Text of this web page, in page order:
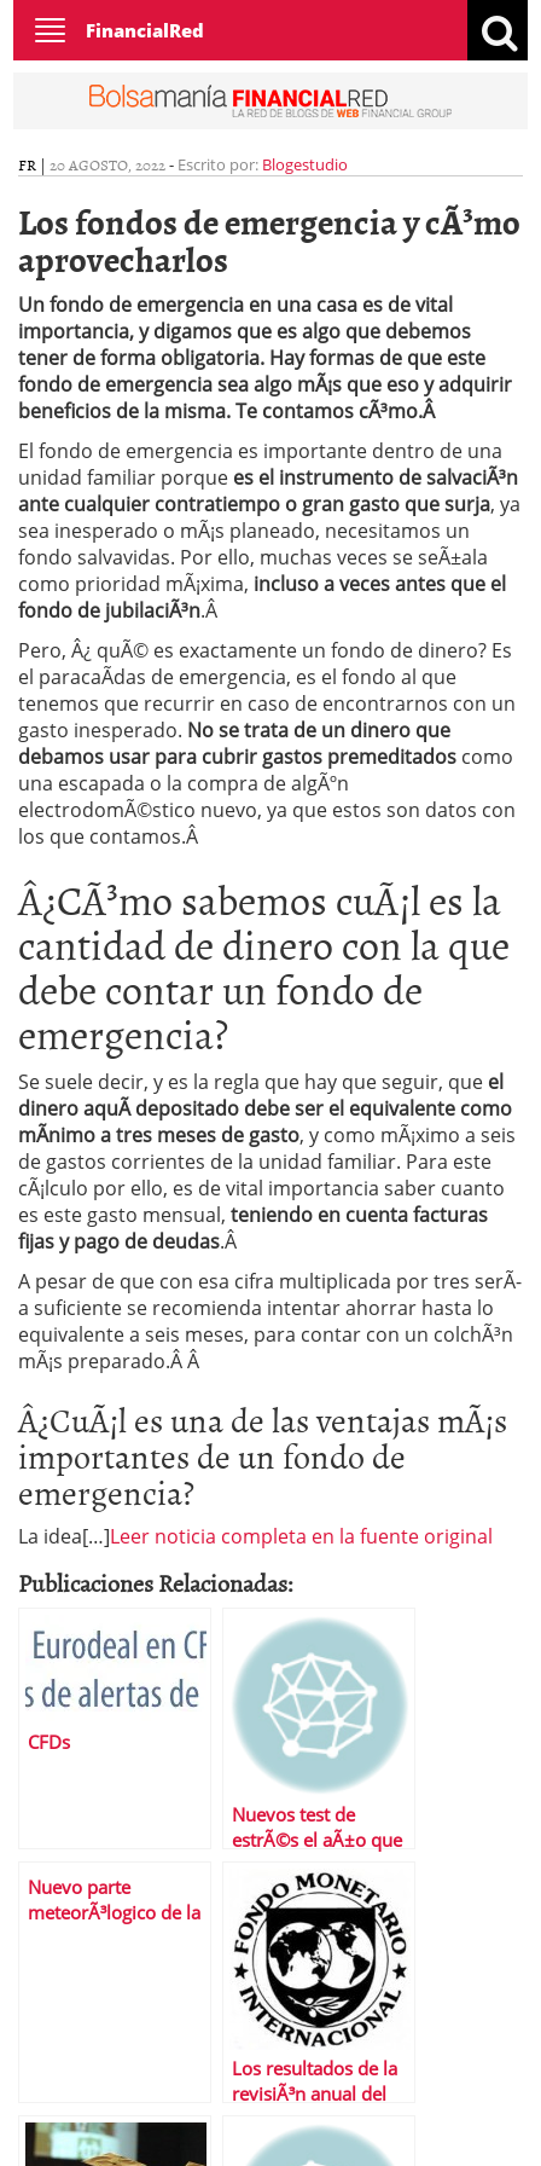
Toggle
navigation
FinancialRed
FR | 20 AGOSTO, 2022- Escrito por: Blogestudio
Los fondos de emergencia y cÃ³mo
aprovecharlos
Un fondo de emergencia en una casa es de vital
importancia, y digamos que es algo que debemos
tener de forma obligatoria. Hay formas de que este
fondo de emergencia sea algo mÃ¡s que eso y adquirir
beneficios de la misma. Te contamos cÃ³mo.Â
El fondo de emergencia es importante dentro de una
unidad familiar porque es el instrumento de salvaciÃ³n
ante cualquier contratiempo o gran gasto que surja, ya
sea inesperado o mÃ¡s planeado, necesitamos un
fondo salvavidas. Por ello, muchas veces se seÃ±ala
como prioridad mÃ¡xima, incluso a veces antes que el
fondo de jubilaciÃ³n.Â
Pero, Â¿ quÃ© es exactamente un fondo de dinero? Es
el paracaÃ­das de emergencia, es el fondo al que
tenemos que recurrir en caso de encontrarnos con un
gasto inesperado. No se trata de un dinero que
debamos usar para cubrir gastos premeditados como
una escapada o la compra de algÃºn
electrodomÃ©stico nuevo, ya que estos son datos con
los que contamos.Â
Â¿CÃ³mo sabemos cuÃ¡l es la
cantidad de dinero con la que
debe contar un fondo de
emergencia?
Se suele decir, y es la regla que hay que seguir, que el
dinero aquÃ­ depositado debe ser el equivalente como
mÃ­nimo a tres meses de gasto, y como mÃ¡ximo a seis
de gastos corrientes de la unidad familiar. Para este
cÃ¡lculo por ello, es de vital importancia saber cuanto
es este gasto mensual, teniendo en cuenta facturas
fijas y pago de deudas.Â
A pesar de que con esa cifra multiplicada por tres serÃ­
a suficiente se recomienda intentar ahorrar hasta lo
equivalente a seis meses, para contar con un colchÃ³n
mÃ¡s preparado.Â Â
Â¿CuÃ¡l es una de las ventajas mÃ¡s
importantes de un fondo de
emergencia?
La idea[…]Leer noticia completa en la fuente original
Publicaciones Relacionadas:
CFDs
Nuevos test de
estrÃ©s el aÃ±o que
Nuevo parte
meteorÃ³logico de la
Los resultados de la
revisiÃ³n anual del
espaÃ±ola